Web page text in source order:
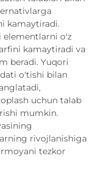
kamaytiradi.
elementlarni o'z
kamaytiradi va
beradi. Yuqori
o'tishi bilan
uchun talab
mumkin.
rivojlanishiga
tezkor